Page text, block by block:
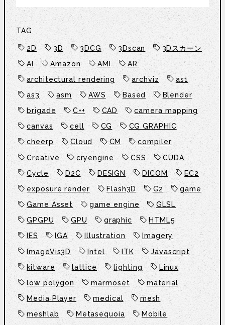
TAG
2D 3D 3DCG 3Dscan
3Dスカーン
AI
Amazon AMI
AR
architectural rendering
archviz
as1
as3
asm AWS Based
Blender
brigade
C++ CAD
camera mapping
canvas
cell CG
CG GRAPHIC
cheerp
Cloud CM
compiler
Creative
cryengine CSS
CUDA
Cycle
D2C DESIGN DICOM
EC2
exposure render
Flash3D G2
game
Game Asset
game engine
GLSL
GPGPU
GPU graphic
HTML5
IES
IGA Illustration
Imagery
ImageVis3D
Intel ITK
Javascript
kitware
lattice lighting
Linux
low polygon
marmoset
material
Media Player
medical
mesh
meshlab
Metasequoia
Mobile